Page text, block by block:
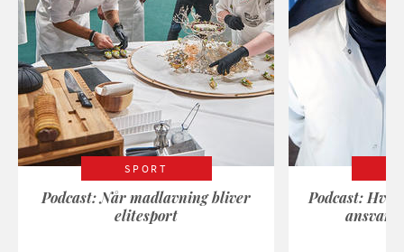
SPORT
Podcast: Når madlavning bliver
elitesport
Podcast: